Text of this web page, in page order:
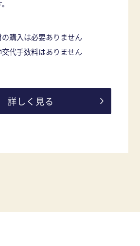
購入は必要ありません
代手数料はありません
詳しく見る